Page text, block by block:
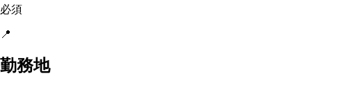
必須
📍
勤務地